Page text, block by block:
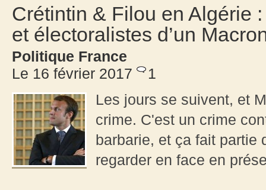
Crétintin & Filou en Algérie
et électoralistes d’un
Politique France
Le 16 février 2017
1
Les jours se suivent, et
crime. C'est un crime
barbarie, et ça fait partie
regarder en face en